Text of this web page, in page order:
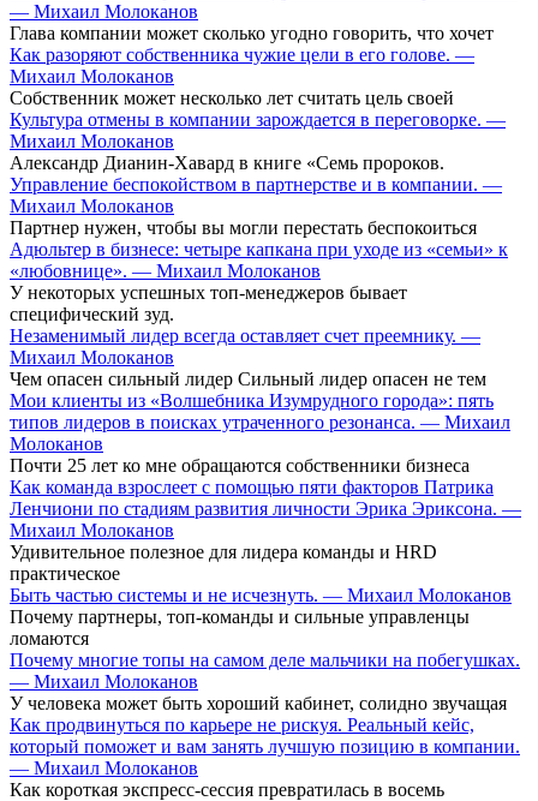
— Михаил Молоканов
Глава компании может сколько угодно говорить, что хочет
Как разоряют собственника чужие цели в его голове. —
Михаил Молоканов
Собственник может несколько лет считать цель своей
Культура отмены в компании зарождается в переговорке. —
Михаил Молоканов
Александр Дианин-Хавард в книге «Семь пророков.
Управление беспокойством в партнерстве и в компании. —
Михаил Молоканов
Партнер нужен, чтобы вы могли перестать беспокоиться
Адюльтер в бизнесе: четыре капкана при уходе из «семьи» к
«любовнице». — Михаил Молоканов
У некоторых успешных топ-менеджеров бывает
специфический зуд.
Незаменимый лидер всегда оставляет счет преемнику. —
Михаил Молоканов
Чем опасен сильный лидер Сильный лидер опасен не тем
Мои клиенты из «Волшебника Изумрудного города»: пять
типов лидеров в поисках утраченного резонанса. — Михаил
Молоканов
Почти 25 лет ко мне обращаются собственники бизнеса
Как команда взрослеет с помощью пяти факторов Патрика
Ленчиони по стадиям развития личности Эрика Эриксона. —
Михаил Молоканов
Удивительное полезное для лидера команды и HRD
практическое
Быть частью системы и не исчезнуть. — Михаил Молоканов
Почему партнеры, топ-команды и сильные управленцы
ломаются
Почему многие топы на самом деле мальчики на побегушках.
— Михаил Молоканов
У человека может быть хороший кабинет, солидно звучащая
Как продвинуться по карьере не рискуя. Реальный кейс,
который поможет и вам занять лучшую позицию в компании.
— Михаил Молоканов
Как короткая экспресс-сессия превратилась в восемь